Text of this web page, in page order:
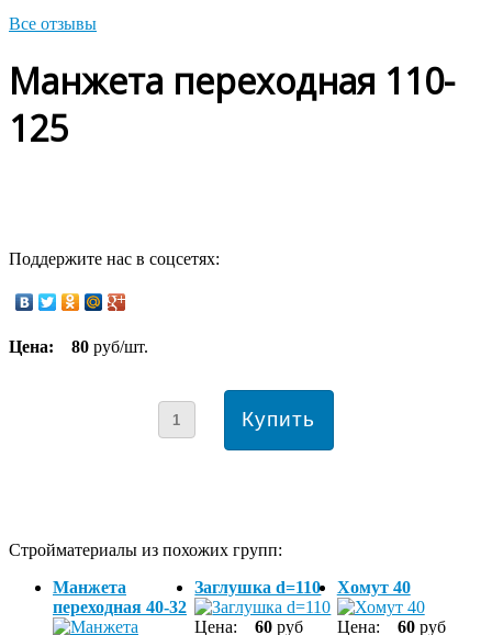
Все отзывы
Манжета переходная 110-
125
Поддержите нас в соцсетях:
Цена: 80 руб/шт.
Стройматериалы из похожих групп:
Манжета
переходная 40-32
Заглушка d=110
Цена: 60 руб
Хомут 40
Цена: 60руб